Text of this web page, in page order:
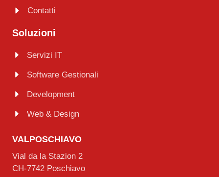
Contatti
Soluzioni
Servizi IT
Software Gestionali
Development
Web & Design
VALPOSCHIAVO
Vial da la Stazion 2
CH-7742 Poschiavo